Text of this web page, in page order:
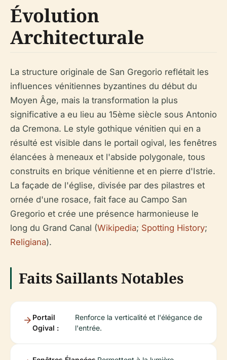
Évolution
Architecturale
La structure originale de San Gregorio reflétait les
influences vénitiennes byzantines du début du
Moyen Âge, mais la transformation la plus
significative a eu lieu au 15ème siècle sous Antonio
da Cremona. Le style gothique vénitien qui en a
résulté est visible dans le portail ogival, les fenêtres
élancées à meneaux et l'abside polygonale, tous
construits en brique vénitienne et en pierre d'Istrie.
La façade de l'église, divisée par des pilastres et
ornée d'une rosace, fait face au Campo San
Gregorio et crée une présence harmonieuse le
long du Grand Canal (Wikipedia; Spotting History;
Religiana).
Faits Saillants Notables
Portail
Ogival :
Renforce la verticalité et l'élégance de
l'entrée.